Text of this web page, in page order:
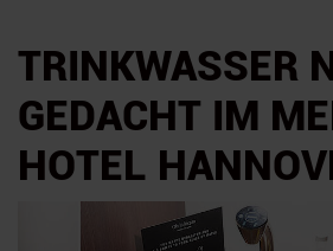
TRINKWASSER
GEDACHT IM
HOTEL